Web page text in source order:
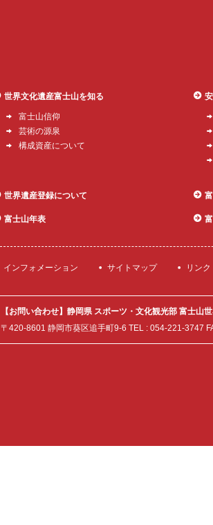
世界文化遺産富士山を知る
富士山信仰
芸術の源泉
構成資産について
世界遺産登録について
富士山年表
インフォメーション サイトマップ リンク
【お問い合わせ】静岡県 スポーツ・文化観光部 富士山
〒420-8601 静岡市葵区追手町9-6 TEL : 054-221-3747